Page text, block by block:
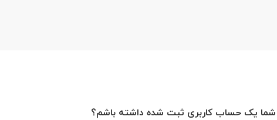
شما یک حساب کاربری ثبت شده داشته باشم؟